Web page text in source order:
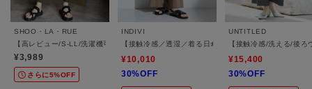
SHOO・LA・RUE
【高レビュー/S-LL/洗濯機可/セットアップ可】着丈選べる 軽凛(かろりん) ひんやりフ
¥3,989
さらに5%OFF
INDIVI
【接触冷感／透湿／着る日傘】イージーワイドパンツ
¥10,010
30%OFF
UNTITLED
【接触冷感/洗える/後
¥15,400
30%OFF